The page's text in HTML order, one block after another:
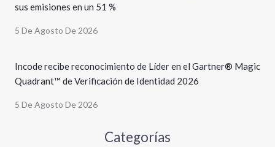
sus emisiones en un 51 %
5 De Agosto De 2026
Incode recibe reconocimiento de Líder en el Gartner® Magic
Quadrant™ de Verificación de Identidad 2026
5 De Agosto De 2026
Categorías